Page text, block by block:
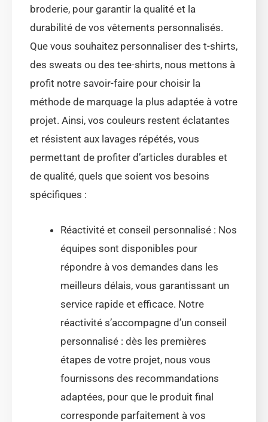
broderie, pour garantir la qualité et la
durabilité de vos vêtements personnalisés.
Que vous souhaitez personnaliser des t-shirts,
des sweats ou des tee-shirts, nous mettons à
profit notre savoir-faire pour choisir la
méthode de marquage la plus adaptée à votre
projet. Ainsi, vos couleurs restent éclatantes
et résistent aux lavages répétés, vous
permettant de profiter d’articles durables et
de qualité, quels que soient vos besoins
spécifiques :
Réactivité et conseil personnalisé : Nos
équipes sont disponibles pour
répondre à vos demandes dans les
meilleurs délais, vous garantissant un
service rapide et efficace. Notre
réactivité s’accompagne d’un conseil
personnalisé : dès les premières
étapes de votre projet, nous vous
fournissons des recommandations
adaptées, pour que le produit final
corresponde parfaitement à vos